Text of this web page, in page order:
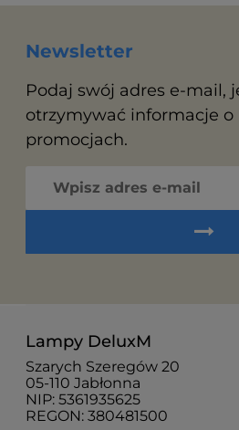
Newsletter
Podaj swój adres e-mail,
otrzymywać informacje o
promocjach.
Lampy DeluxM
Szarych Szeregów 20
05-110 Jabłonna
NIP: 5361935625
REGON: 380481500